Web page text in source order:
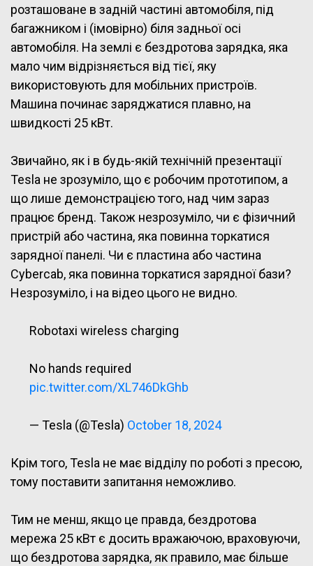
розташоване в задній частині автомобіля, під
багажником і (імовірно) біля задньої осі
автомобіля. На землі є бездротова зарядка, яка
мало чим відрізняється від тієї, яку
використовують для мобільних пристроїв.
Машина починає заряджатися плавно, на
швидкості 25 кВт.
Звичайно, як і в будь-якій технічній презентації
Tesla не зрозуміло, що є робочим прототипом, а
що лише демонстрацією того, над чим зараз
працює бренд. Також незрозуміло, чи є фізичний
пристрій або частина, яка повинна торкатися
зарядної панелі. Чи є пластина або частина
Cybercab, яка повинна торкатися зарядної бази?
Незрозуміло, і на відео цього не видно.
Robotaxi wireless charging
No hands required
pic.twitter.com/XL746DkGhb
— Tesla (@Tesla) October 18, 2024
Крім того, Tesla не має відділу по роботі з пресою,
тому поставити запитання неможливо.
Тим не менш, якщо це правда, бездротова
мережа 25 кВт є досить вражаючою, враховуючи,
що бездротова зарядка, як правило, має більше